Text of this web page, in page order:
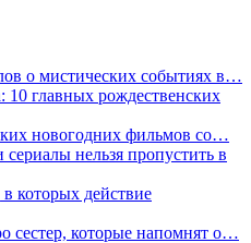
о мистических событиях в…
10 главных рождественских
новогодних фильмов со…
нельзя пропустить в
которых действие
сестер, которые напомнят о…